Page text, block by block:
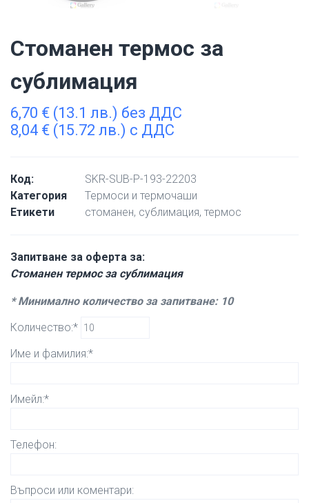
Стоманен термос за
сублимация
6,70 € (13.1 лв.) без ДДС
8,04 € (15.72 лв.) с ДДС
Код:
SKR-SUB-P-193-22203
Категория
Термоси и термочаши
Етикети
стоманен, сублимация, термос
Запитване за оферта за:
Стоманен термос за сублимация
* Минимално количество за запитване: 10
Количество:*
Име и фамилия:*
Имейл:*
Телефон:
Въпроси или коментари: